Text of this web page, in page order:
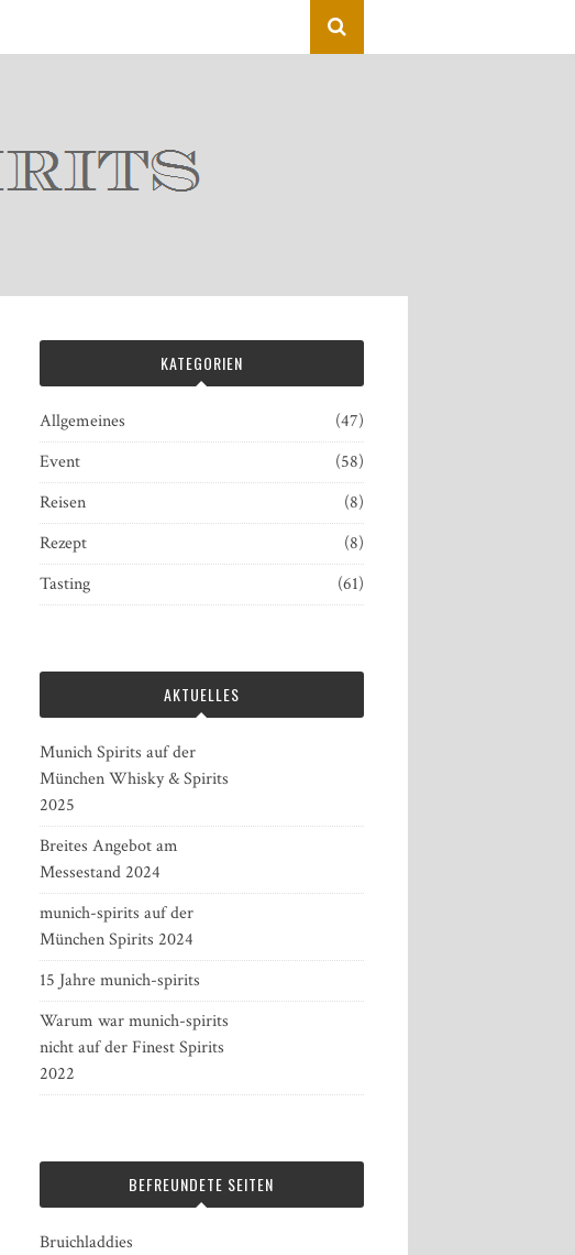
KATEGORIEN
Allgemeines
(47)
Event
(58)
Reisen
(8)
Rezept
(8)
Tasting
(61)
AKTUELLES
Munich Spirits auf der
München Whisky & Spirits
2025
Breites Angebot am
Messestand 2024
munich-spirits auf der
München Spirits 2024
15 Jahre munich-spirits
Warum war munich-spirits
nicht auf der Finest Spirits
2022
BEFREUNDETE SEITEN
Bruichladdies